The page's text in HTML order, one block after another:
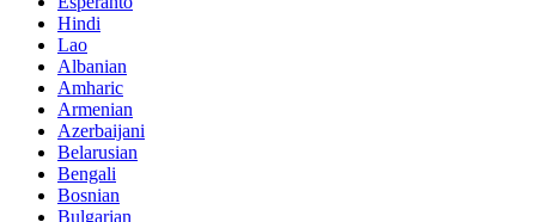
Hindi
Lao
Albanian
Amharic
Armenian
Azerbaijani
Belarusian
Bengali
Bosnian
Bulgarian